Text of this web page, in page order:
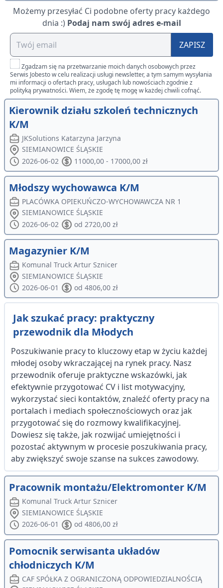
Możemy przesyłać Ci podobne oferty pracy każdego
dnia :) Podaj nam swój adres e-mail
ZAPISZ
Zgadzam się na przetwarzanie moich danych osobowych przez
Serwis Jobesto w celu realizacji usługi newsletter, a tym samym wysyłania
mi informacji o ofertach pracy, usługach lub nowościach zgodnie z
polityką prywatności. Wiem, że zgodę tę mogę w każdej chwili cofnąć.
Kierownik działu szkoleń technicznych
K/M
JKSolutions Katarzyna Jarzyna
SIEMIANOWICE ŚLĄSKIE
2026-06-02
11000,00 - 17000,00 zł
Młodszy wychowawca K/M
PLACÓWKA OPIEKUŃCZO-WYCHOWAWCZA NR 1
SIEMIANOWICE ŚLĄSKIE
2026-06-02
od 2720,00 zł
Magazynier K/M
Komunal Truck Artur Sznicer
SIEMIANOWICE ŚLĄSKIE
2026-06-01
od 4806,00 zł
Jak szukać pracy: praktyczny
przewodnik dla Młodych
Poszukiwanie pracy to kluczowy etap w życiu każdej
młodej osoby wkraczającej na rynek pracy. Nasz
przewodnik oferuje praktyczne wskazówki, jak
efektywnie przygotować CV i list motywacyjny,
wykorzystać sieci kontaktów, znaleźć oferty pracy na
portalach i mediach społecznościowych oraz jak
przygotować się do rozmowy kwalifikacyjnej.
Dowiesz się także, jak rozwijać umiejętności i
pozostać aktywnym w procesie poszukiwania pracy,
aby zwiększyć swoje szanse na sukces zawodowy.
Pracownik montażu/Elektromonter K/M
Komunal Truck Artur Sznicer
SIEMIANOWICE ŚLĄSKIE
2026-06-01
od 4806,00 zł
Pomocnik serwisanta układów
chłodniczych K/M
CAF SPÓŁKA Z OGRANICZONĄ ODPOWIEDZIALNOŚCIĄ